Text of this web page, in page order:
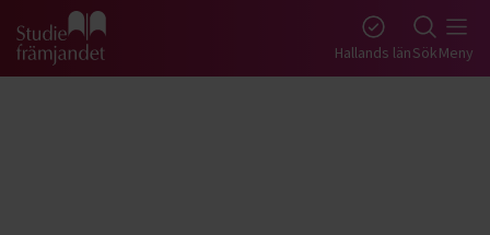
Gå till studiefrämjandets startsida Hallands länSökMeny